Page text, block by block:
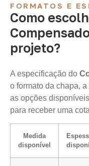
FORMATOS E
Como
projeto?
A especificação do
o formato da chapa,
as opções
para receber uma
Medida
disponível